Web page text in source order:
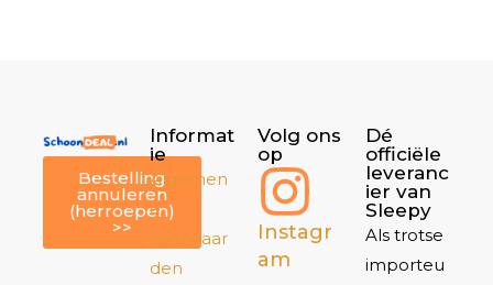
Bestelling
annuleren
(herroepen)
>>
Informat
ie
Algemen
e
voorwaar
den
Volg ons
op
Instagr
am
Dé
officiële
leveranc
ier van
Sleepy
Als trotse
importeu